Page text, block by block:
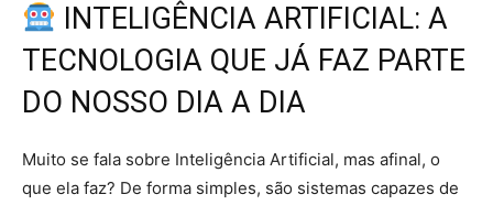
INTELIGÊNCIA ARTIFICIAL: A
TECNOLOGIA QUE JÁ FAZ PARTE
DO NOSSO DIA A DIA
Muito se fala sobre Inteligência Artificial, mas afinal, o
que ela faz? De forma simples, são sistemas capazes de